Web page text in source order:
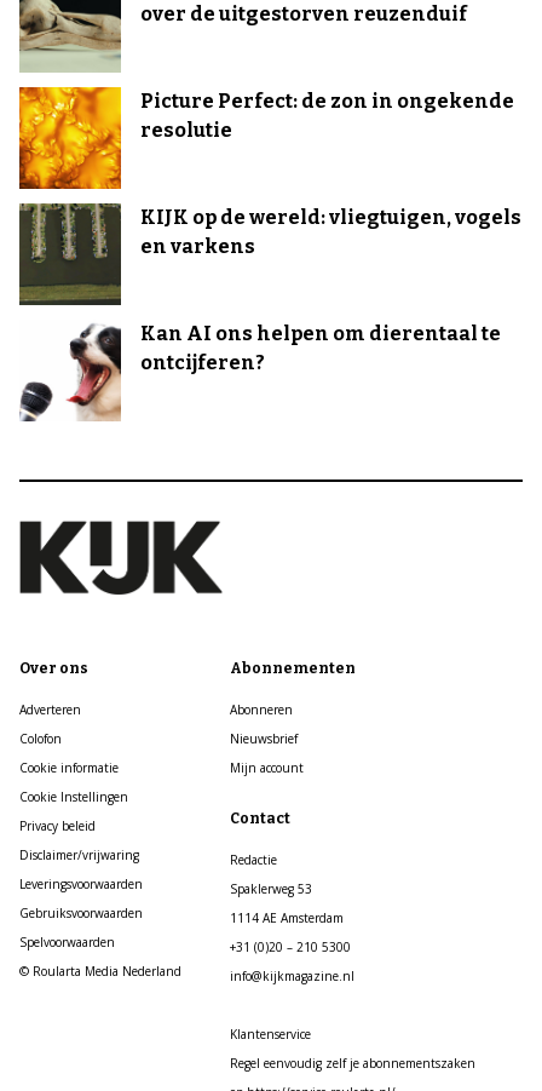
over de uitgestorven reuzenduif
Picture Perfect: de zon in ongekende
resolutie
KIJK op de wereld: vliegtuigen, vogels
en varkens
Kan AI ons helpen om dierentaal te
ontcijferen?
Over ons
Adverteren
Colofon
Cookie informatie
Cookie Instellingen
Privacy beleid
Disclaimer/vrijwaring
Leveringsvoorwaarden
Gebruiksvoorwaarden
Spelvoorwaarden
© Roularta Media Nederland
Abonnementen
Abonneren
Nieuwsbrief
Mijn account
Contact
Redactie
Spaklerweg 53
1114 AE Amsterdam
+31 (0)20 – 210 5300
info@kijkmagazine.nl
Klantenservice
Regel eenvoudig zelf je abonnementszaken